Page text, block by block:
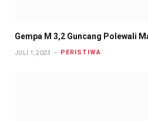
Gempa M 3,2 Guncang Polewali
JULI 1, 2023 PERISTIWA